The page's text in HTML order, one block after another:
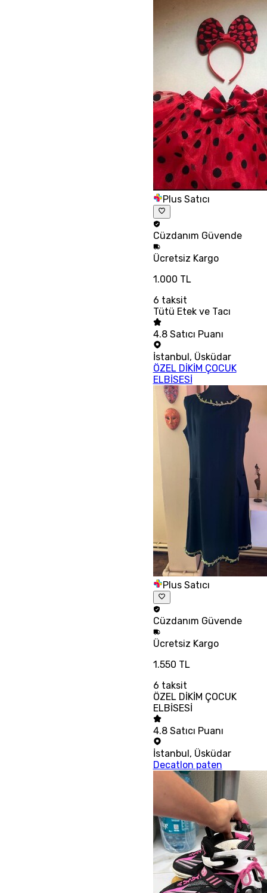
Plus Satıcı
Cüzdanım Güvende
Ücretsiz Kargo
1.000 TL
6 taksit
Tütü Etek ve Tacı
4.8 Satıcı Puanı
İstanbul, Üsküdar
ÖZEL DİKİM ÇOCUK
ELBİSESİ
Plus Satıcı
Cüzdanım Güvende
Ücretsiz Kargo
1.550 TL
6 taksit
ÖZEL DİKİM ÇOCUK
ELBİSESİ
4.8 Satıcı Puanı
İstanbul, Üsküdar
Decatlon paten